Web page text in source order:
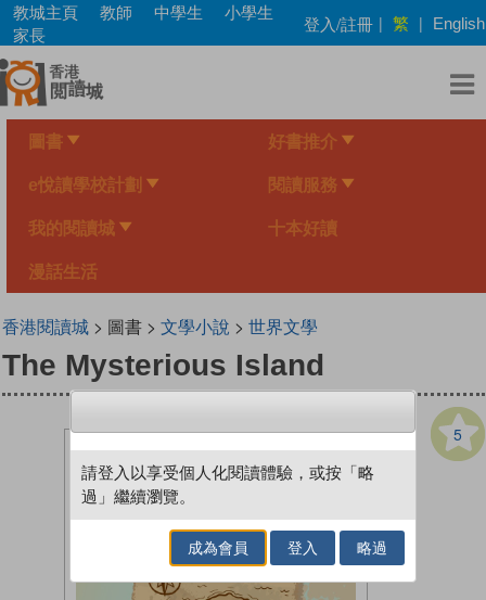
Skip
main
content
教城主頁 教師 中學生
小學生
家長
登入/註冊 | 繁 | English
圖書 好書推介
e悅讀學校計劃 閱讀服務
我的閱讀城 十本好讀
漫話生活
香港閱讀城> 圖書 > 文學小說 > 世界文學
The Mysterious Island
5
請登入以享受個人化閱讀體驗，或按「略
過」繼續瀏覽。
成為會員 登入 略過